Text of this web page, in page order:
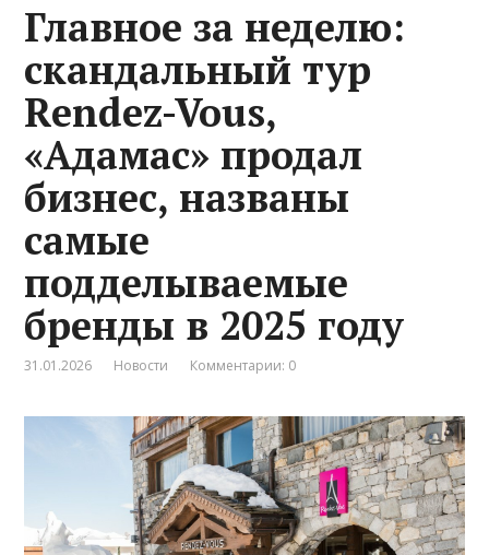
Главное за неделю:
скандальный тур
Rendez-Vous,
«Адамас» продал
бизнес, названы
самые
подделываемые
бренды в 2025 году
31.01.2026 Новости Комментарии: 0